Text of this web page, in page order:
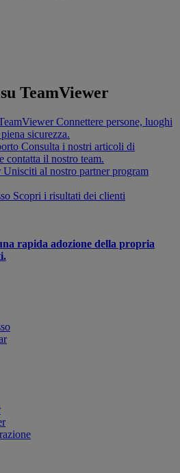
TeamViewer
Connettere persone, luoghi
sicurezza.
Consulta i nostri articoli di
contatta il nostro team.
Unisciti al nostro partner program
Scopri i risultati dei clienti
rapida adozione della propria